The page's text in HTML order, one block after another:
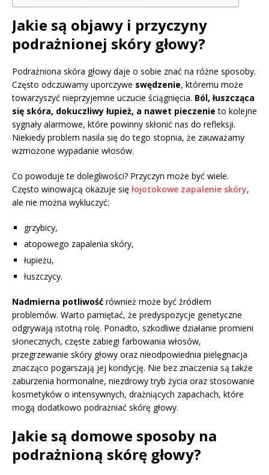
Jakie są objawy i przyczyny
podrażnionej skóry głowy?
Podrażniona skóra głowy daje o sobie znać na różne sposoby.
Często odczuwamy uporczywe swędzenie, któremu może
towarzyszyć nieprzyjemne uczucie ściągnięcia. Ból, łuszcząca
się skóra, dokuczliwy łupież, a nawet pieczenie to kolejne
sygnały alarmowe, które powinny skłonić nas do refleksji.
Niekiedy problem nasila się do tego stopnia, że zauważamy
wzmożone wypadanie włosów.
Co powoduje te dolegliwości? Przyczyn może być wiele.
Często winowajcą okazuje się łojotokowe zapalenie skóry,
ale nie można wykluczyć:
grzybicy,
atopowego zapalenia skóry,
łupieżu,
łuszczycy.
Nadmierna potliwość również może być źródłem
problemów. Warto pamiętać, że predyspozycje genetyczne
odgrywają istotną rolę. Ponadto, szkodliwe działanie promieni
słonecznych, częste zabiegi farbowania włosów,
przegrzewanie skóry głowy oraz nieodpowiednia pielęgnacja
znacząco pogarszają jej kondycję. Nie bez znaczenia są także
zaburzenia hormonalne, niezdrowy tryb życia oraz stosowanie
kosmetyków o intensywnych, drażniących zapachach, które
mogą dodatkowo podrażniać skórę głowy.
Jakie są domowe sposoby na
podrażnioną skórę głowy?